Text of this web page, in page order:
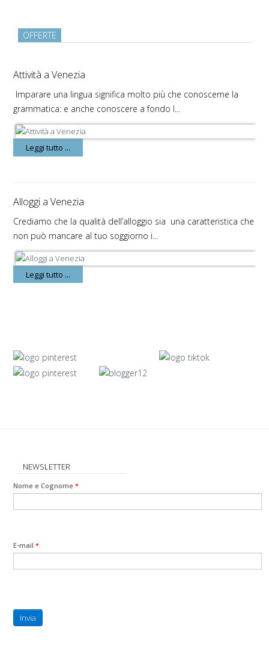
OFFERTE
Attività a Venezia
Imparare una lingua significa molto più che conoscerne la
grammatica: e anche conoscere a fondo l...
Leggi tutto ...
Alloggi a Venezia
Crediamo che la qualità dell’alloggio sia una caratteristica che
non può mancare al tuo soggiorno i...
Leggi tutto ...
NEWSLETTER
Nome e Cognome *
E-mail *
Invia